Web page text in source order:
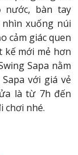
bàn tay
xuống núi
cảm giác quen
kế mới mẻ hơn
Sapa nằm
với giá vẻ
là từ 7h đến
chơi nhé.